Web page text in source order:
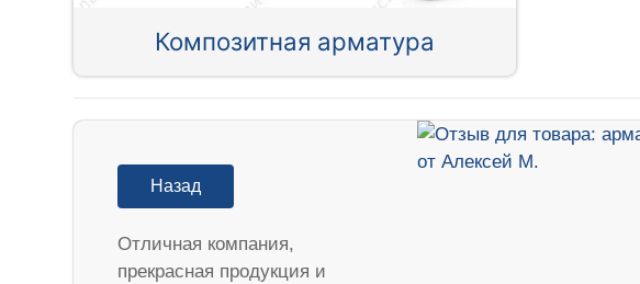
Композитная арматура
Назад
Отличная компания,
прекрасная продукция и